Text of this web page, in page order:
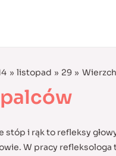
listopad 29
stóp i rąk to refleksy
W pracy refleksologa